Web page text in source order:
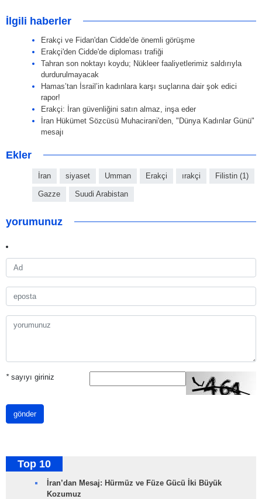
İlgili haberler
Erakçi ve Fidan'dan Cidde'de önemli görüşme
Erakçi'den Cidde'de diploması trafiği
Tahran son noktayı koydu; Nükleer faaliyetlerimiz saldırıyla
durdurulmayacak
Hamas’tan İsrail’in kadınlara karşı suçlarına dair şok edici
rapor!
Erakçi: İran güvenliğini satın almaz, inşa eder
İran Hükümet Sözcüsü Muhacirani'den, "Dünya Kadınlar Günü"
mesajı
Ekler
İran siyaset Umman Erakçi ırakçi Filistin (1)
Gazze Suudi Arabistan
yorumunuz
*sayıyı giriniz
gönder
Top 10
İran’dan Mesaj: Hürmüz ve Füze Gücü İki Büyük
Kozumuz